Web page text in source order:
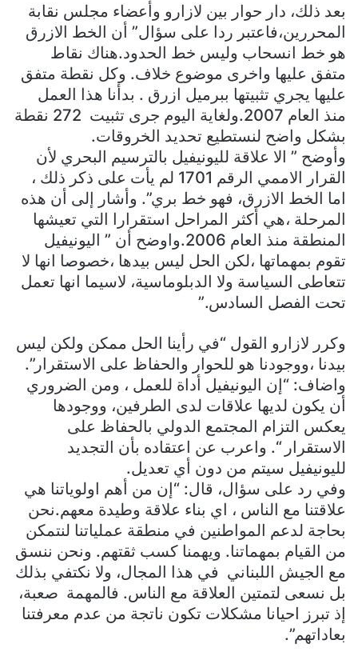
بعد ذلك، دار حوار بين لازارو وأعضاء مجلس نقابة
المحررين،فاعتبر ردا على سؤال” أن الخط الازرق
هو خط انسحاب وليس خط الحدود.هناك نقاط
متفق عليها واخرى موضوع خلاف. وكل نقطة متفق
عليها يجري تثبيتها ببرميل ازرق . بدأنا هذا العمل
منذ العام 2007.ولغاية اليوم جرى تثبيت 272 نقطة
بشكل واضح لنستطيع تحديد الخروقات.
وأوضح ” الا علاقة لليونيفيل بالترسيم البحري لأن
القرار الاممي الرقم 1701 لم يأت على ذكر ذلك ،
اما الخط الازرق، فهو خط بري”. وأشار إلى أن هذه
المرحلة ،هي أكثر المراحل استقرارا التي تعيشها
المنطقة منذ العام 2006.واوضح أن ” اليونيفيل
تقوم بمهماتها ،لكن الحل ليس بيدها ،خصوصا انها لا
تتعاطى السياسة ولا الدبلوماسية، لاسيما انها تعمل
تحت الفصل السادس.”
وكرر لازارو القول “في رأينا الحل ممكن ولكن ليس
بيدنا ،ووجودنا هو للحوار والحفاظ على الاستقرار”.
واضاف: “إن اليونيفيل أداة للعمل ، ومن الضروري
أن يكون لديها علاقات لدى الطرفين، ووجودها
يعكس التزام المجتمع الدولي بالحفاظ على
الاستقرار “. واعرب عن اعتقاده بأن التجديد
لليونيفيل سيتم من دون أي تعديل.
وفي رد على سؤال، قال: “إن من أهم اولوياتنا هي
علاقتنا مع الناس ، اي بناء علاقة وطيدة معهم.نحن
بحاجة لدعم المواطنين في منطقة عملياتنا لنتمكن
من القيام بمهماتنا. ويهمنا كسب ثقتهم. ونحن ننسق
مع الجيش اللبناني في هذا المجال، ولا نكتفي بذلك
بل نسعى لتمتين العلاقة مع الناس. فالمهمة صعبة،
إذ تبرز احيانا مشكلات تكون ناتجة من عدم معرفتنا
بعاداتهم”.